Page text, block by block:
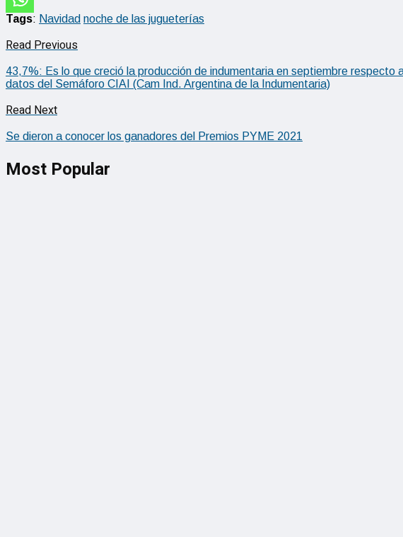
Tags: Navidad noche de las jugueterías
Read Previous
43,7%: Es lo que creció la producción de indumentaria en septiembre
datos del Semáforo CIAI (Cam Ind. Argentina de la Indumentaria)
Read Next
Se dieron a conocer los ganadores del Premios PYME 2021
Most Popular